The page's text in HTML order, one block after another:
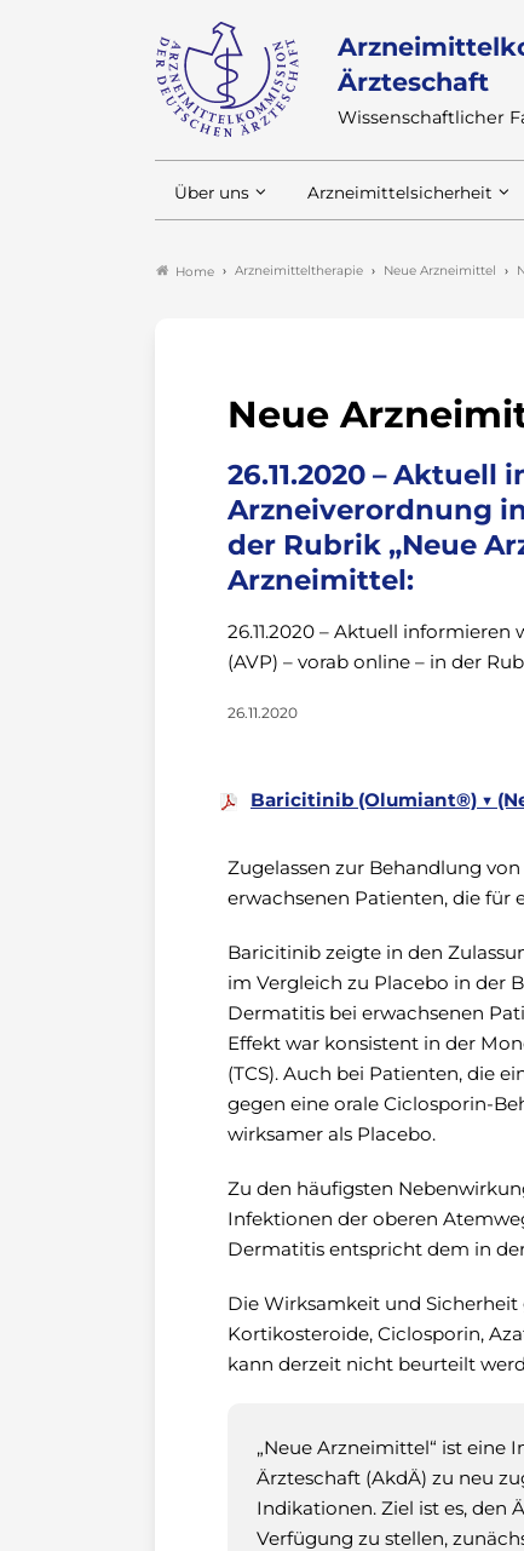
Ärzteschaft
Wissenschaftlicher
Über uns Arzneimittelsicherheit
Home Arzneimitteltherapie Neue Arzneimittel
Neue
26.11.2020 –
Arzneiverordnung
der Rubrik „Neue
Arzneimittel:
26.11.2020 – Aktuell
(AVP) – vorab online – in der
26.11.2020
Baricitinib (Olumiant®) ▼
Zugelassen zur Behandlung
erwachsenen Patienten, die für
Baricitinib zeigte in den
im Vergleich zu Placebo in der
Dermatitis bei erwachsenen
Effekt war konsistent in der
(TCS). Auch bei Patienten, die
gegen eine orale Ciclosporin-
wirksamer als Placebo.
Zu den häufigsten
Infektionen der oberen
Dermatitis entspricht dem in
Die Wirksamkeit und Sicherheit
Kortikosteroide, Ciclosporin,
kann derzeit nicht beurteilt
„Neue Arzneimittel“ ist
Ärzteschaft (AkdÄ) zu neu
Indikationen. Ziel ist es, den
Verfügung zu stellen,